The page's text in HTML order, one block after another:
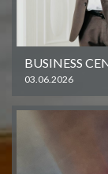
BUSINESS
03.06.2026